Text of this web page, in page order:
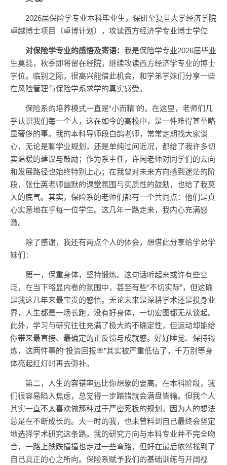
2026届保险学专业本科毕业生，保研至复旦大学经济学院
卓越博士项目（卓博计划），攻读西方经济学专业博士学位
对保险学专业的感悟及寄语： 我是保险学专业2026届毕业
生莫蕊，秋季即将留在经院，继续攻读西方经济学专业的博士
学位。临别之际，很高兴能借此机会，和学弟学妹们分享一些
在风险管理与保险学系求学的真实感受。
保险系的培养模式一直是“小而精”的。在这里，老师们几
乎认识我们每一个人，这在如今的高校中，是一件难得甚至略
显奢侈的事。我的本科导师段白鸽老师，常常定期找大家谈
心，无论是聊学业规划，还是单纯过问近况，都给了我许多切
实温暖的建议与鼓励；作为系主任，许闲老师对同学们的去向
和发展路径也始终特别上心；在我曾对未来方向感到迷茫的阶
段，张仕英老师幽默的课堂氛围与实质性的鼓励，也给了我莫
大的底气。其实，保险系的老师们都有一个共同点：他们是真
心实意地在乎每一位学生。这几年一路走来，我内心充满感
激。
除了感谢，我还有两点个人的体会，想借此分享给学弟学
妹们：
第一，保重身体，坚持锻炼。这句话听起来或许有些空
泛，在当下略显内卷的氛围中，甚至有些“不切实际”，但这确
是我这几年来最宝贵的感悟。无论未来是深耕学术还是投身业
界，人生都是一场长跑，没有好身体，一切宏图都无从谈起。
此外，学习与研究往往充满了极大的不确定性，但运动却能给
你带来最直接、最确定的正反馈与成就感。好好睡觉、保持锻
炼，这两件事的“投资回报率”其实被严重低估了，千万别等身
体亮起红灯时再去弥补。
第二，人生的容错率远比你想象的要高。在本科阶段，我
们很容易陷入焦虑，总觉得一步踏错就会满盘皆输。但我个人
其实一直不太喜欢做那种过于严密死板的规划，因为人的想法
总是在不断成长的。大一时的我，也未曾料到自己最终会坚定
地选择学术研究这条路。我的研究方向与本科专业并不完全吻
合，一路上跌跌撞撞也走过一些弯路，但好在最后依然找到了
自己真正的心之所向。保险系赋予我们的基础训练与开阔视